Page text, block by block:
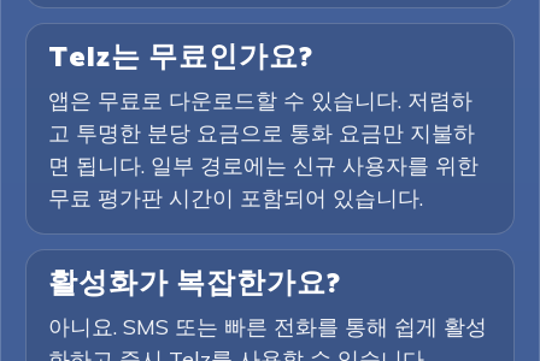
Telz는 무료인가요?
앱은 무료로 다운로드할 수 있습니다. 저렴하
고 투명한 분당 요금으로 통화 요금만 지불하
면 됩니다. 일부 경로에는 신규 사용자를 위한
무료 평가판 시간이 포함되어 있습니다.
활성화가 복잡한가요?
아니요. SMS 또는 빠른 전화를 통해 쉽게 활성